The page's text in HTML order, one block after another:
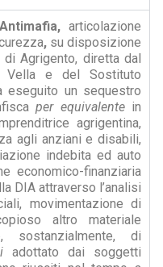
articolazione
, su disposizione
Agrigento, diretta dal
Vella e del Sostituto
eseguito un sequestro
per equivalentein
agrigentina,
agli anziani e disabili,
indebita ed auto
economico-finanziaria
DIA attraverso l’analisi
movimentazione di
altro materiale
sostanzialmente, di
adottato dai soggetti